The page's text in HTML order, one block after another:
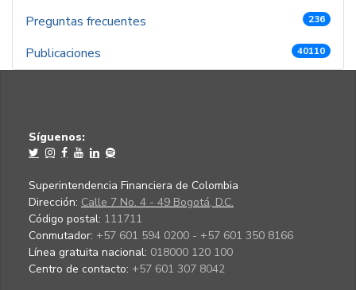
Preguntas frecuentes 236
Publicaciones 40110
Síguenos:
Superintendencia Financiera de Colombia
Dirección: Calle 7 No. 4 - 49 Bogotá, D.C.
Código postal: 111711
Conmutador: +57 601 594 0200 - +57 601 350 8166
Línea gratuita nacional: 018000 120 100
Centro de contacto: +57 601 307 8042